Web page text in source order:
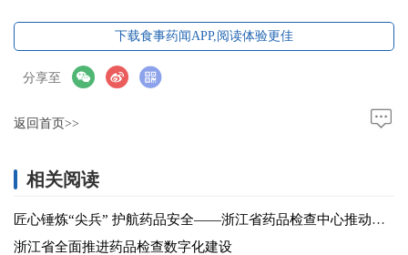
下载食事药闻APP,阅读体验更佳
分享至
返回首页>>
相关阅读
匠心锤炼“尖兵” 护航药品安全——浙江省药品检查中心推动长三角药品检查和服务一体化协作纪实
浙江省全面推进药品检查数字化建设